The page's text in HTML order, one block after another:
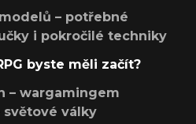
– potřebné
i pokročilé techniky
byste měli začít?
– wargamingem
války